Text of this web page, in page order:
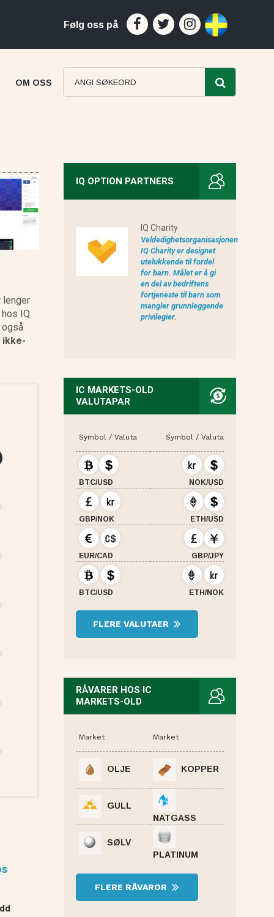
Følg oss på
eToro anmeldelse
OM OSS
lenger
IQ
ikke-
IQ OPTION PARTNERS
IQ Charity
Veldedighetsorganisasjonen
IQ Charity er designet
utelukkende til fordel
for barn. Målet er å gi
en del av bedriftens
fortjeneste til barn som
mangler grunnleggende
privilegier.
IC MARKETS-OLD
VALUTAPAR
Symbol / Valuta Symbol / Valuta
BTC/USD NOK/USD
GBP/NOK ETH/USD
EUR/CAD GBP/JPY
BTC/USD ETH/NOK
FLERE VALUTAER
RÅVARER HOS IC
MARKETS-OLD
Market Market
OLJE KOPPER
GULL
NATGASS
SØLV
PLATINUM
FLERE RÅVAROR